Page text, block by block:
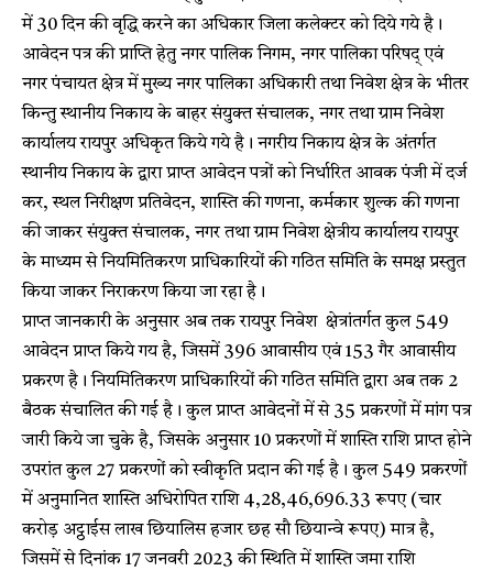
में 30 दिन की वृद्धि करने का अधिकार जिला कलेक्टर को दिये गये है।
आवेदन पत्र की प्राप्ति हेतु नगर पालिक निगम, नगर पालिका परिषद् एवं
नगर पंचायत क्षेत्र में मुख्य नगर पालिका अधिकारी तथा निवेश क्षेत्र के भीतर
किन्तु स्थानीय निकाय के बाहर संयुक्त संचालक, नगर तथा ग्राम निवेश
कार्यालय रायपुर अधिकृत किये गये है। नगरीय निकाय क्षेत्र के अंतर्गत
स्थानीय निकाय के द्वारा प्राप्त आवेदन पत्रों को निर्धारित आवक पंजी में दर्ज
कर, स्थल निरीक्षण प्रतिवेदन, शास्ति की गणना, कर्मकार शुल्क की गणना
की जाकर संयुक्त संचालक, नगर तथा ग्राम निवेश क्षेत्रीय कार्यालय रायपुर
के माध्यम से नियमितिकरण प्राधिकारियों की गठित समिति के समक्ष प्रस्तुत
किया जाकर निराकरण किया जा रहा है।
प्राप्त जानकारी के अनुसार अब तक रायपुर निवेश क्षेत्रांतर्गत कुल 549
आवेदन प्राप्त किये गय है, जिसमें 396 आवासीय एवं 153 गैर आवासीय
प्रकरण है। नियमितिकरण प्राधिकारियों की गठित समिति द्वारा अब तक 2
बैठक संचालित की गई है। कुल प्राप्त आवेदनों में से 35 प्रकरणों में मांग पत्र
जारी किये जा चुके है, जिसके अनुसार 10 प्रकरणों में शास्ति राशि प्राप्त होने
उपरांत कुल 27 प्रकरणों को स्वीकृति प्रदान की गई है। कुल 549 प्रकरणों
में अनुमानित शास्ति अधिरोपित राशि 4,28,46,696.33 रूपए (चार
करोड़ अट्ठाईस लाख छियालिस हजार छह सौ छियान्वे रूपए) मात्र है,
जिसमें से दिनांक 17 जनवरी 2023 की स्थिति में शास्ति जमा राशि